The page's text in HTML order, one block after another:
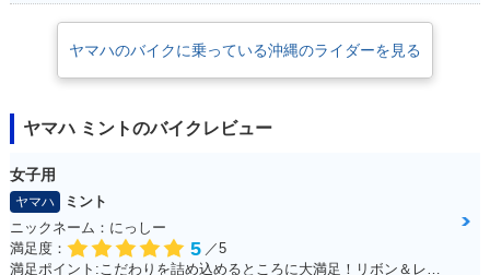
ヤマハのバイクに乗っている沖縄のライダーを見る
ヤマハ ミントのバイクレビュー
女子用
ヤマハ
ミント
ニックネーム：にっしー
満足度：
5 ／5